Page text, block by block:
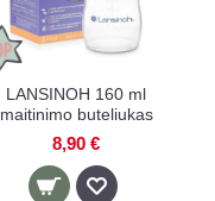
LANSINOH 160 ml
maitinimo buteliukas
8,90 €